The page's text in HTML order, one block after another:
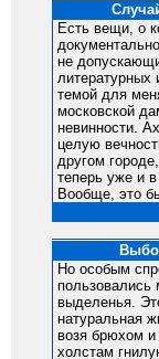
Есть вещи, о
не
литературных
темой для
московской
невинности.
целую
другом
теперь уже и
Вообще, это
Но особым
пользовались
выделенья.
натуpальная
возя бpюхом
холстам